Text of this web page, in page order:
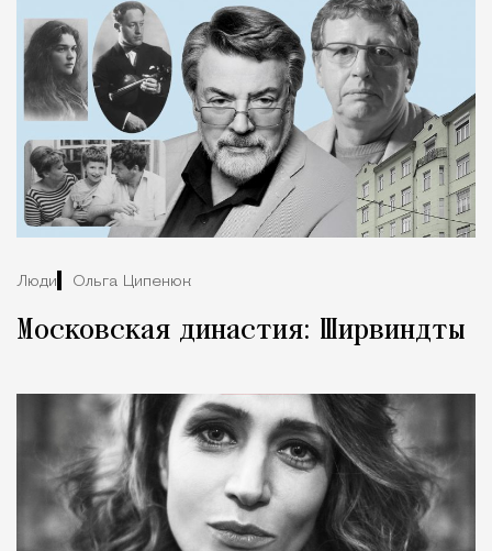
Люди Ольга Ципенюк
Московская династия: Ширвиндты